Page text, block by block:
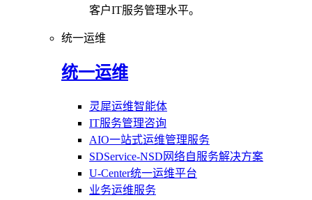
客户IT服务管理水平。
统一运维
统一运维
灵犀运维智能体
IT服务管理咨询
AIO一站式运维管理服务
SDService-NSD网络自服务解决方案
U-Center统一运维平台
业务运维服务